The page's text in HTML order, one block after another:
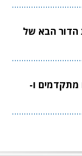
הדור הבא של
מתקדמים ו-